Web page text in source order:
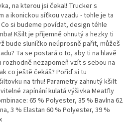
na kterou jsi čekal! Trucker s
a ikonickou síťkou vzadu - tohle je ta
si budeme povídat, design téhle
Kšilt je příjemně ohnutý a hezky ti
bude sluníčko neúprosně pařit, můžeš
Ta se postará o to, aby ti na hlavě
nezapomeň vzít s sebou na
co ještě čekáš? Pořiď si tu
na trhu! Parametry zahnutý kšilt
zapínání kulatá výšivka Meatfly
65 % Polyester, 35 % Bavlna 62
3 % Elastan 60 % Polyester, 39 %